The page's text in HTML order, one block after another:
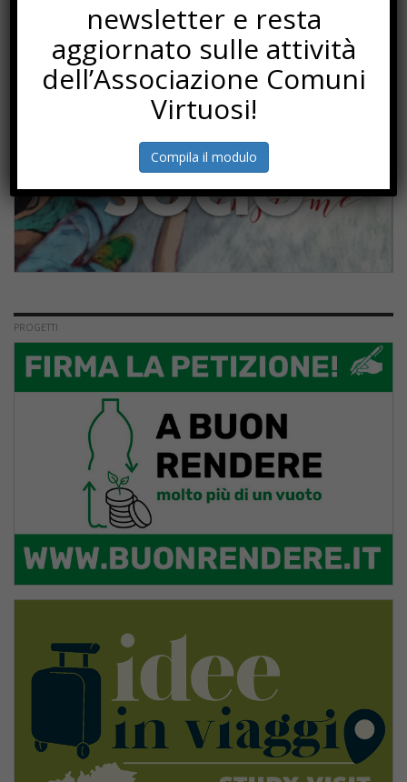
SOTTOSCRIZIONI
PROGETTI
newsletter e resta
aggiornato sulle attività
dell’Associazione Comuni
Virtuosi!
Compila il modulo